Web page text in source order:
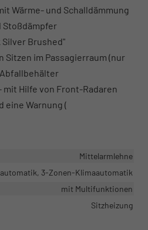
Wärme- und Schalldämmung
Stoßdämpfer
Brushed"
Sitzen im Passagierraum (nur
Hilfe von Front-Radaren
eine Warnung (
Mittelarmlehne
3-Zonen-Klimaautomatik
mit Multifunktionen
Sitzheizung